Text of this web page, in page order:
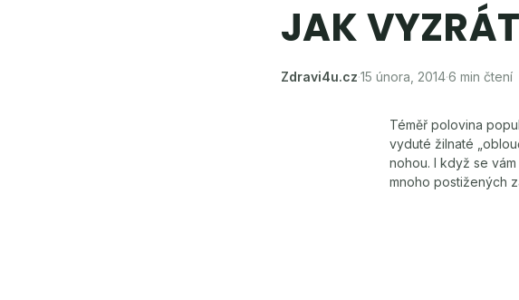
JAK
Zdravi4u.cz·15 února, 2014·6 min čtení
Téměř polovina
vyduté žilnaté
nohou. I když se
mnoho postižených